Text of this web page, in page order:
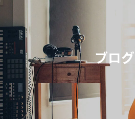
ブログ